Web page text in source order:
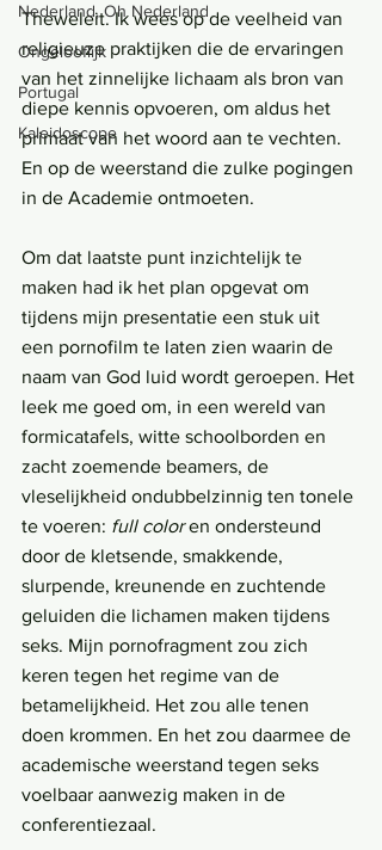
Nederland, Oh Nederland
Ongelooflijk
Portugal
Kaleidoscope
Theweleit. Ik wees op de veelheid van
religieuze praktijken die de ervaringen
van het zinnelijke lichaam als bron van
diepe kennis opvoeren, om aldus het
primaat van het woord aan te vechten.
En op de weerstand die zulke pogingen
in de Academie ontmoeten.
Om dat laatste punt inzichtelijk te
maken had ik het plan opgevat om
tijdens mijn presentatie een stuk uit
een pornofilm te laten zien waarin de
naam van God luid wordt geroepen. Het
leek me goed om, in een wereld van
formicatafels, witte schoolborden en
zacht zoemende beamers, de
vleselijkheid ondubbelzinnig ten tonele
te voeren: full color en ondersteund
door de kletsende, smakkende,
slurpende, kreunende en zuchtende
geluiden die lichamen maken tijdens
seks. Mijn pornofragment zou zich
keren tegen het regime van de
betamelijkheid. Het zou alle tenen
doen krommen. En het zou daarmee de
academische weerstand tegen seks
voelbaar aanwezig maken in de
conferentiezaal.